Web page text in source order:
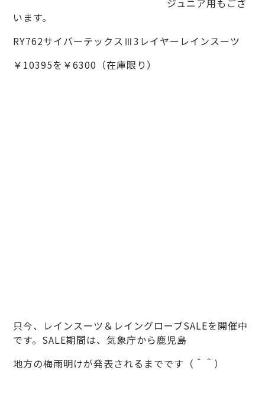
ジュニア用もござ
います。
RY762サイバーテックスⅢ3レイヤーレインスーツ
￥10395を￥6300（在庫限り）
只今、レインスーツ＆レイングローブSALEを開催中
です。SALE期間は、気象庁から鹿児島
地方の梅雨明けが発表されるまでです（＾＾）